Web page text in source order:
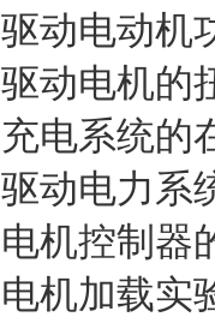
驱动电动机
驱动电机的
充电系统的
驱动电力系
电机控制器
电机加载实